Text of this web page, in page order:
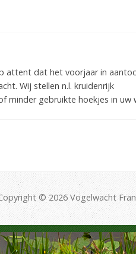
attent dat het voorjaar in
Wij stellen n.l. kruidenrijk
minder gebruikte hoekjes in uw
© 2026 Vogelwacht